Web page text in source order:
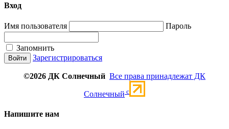
Вход
Имя пользователя Пароль
Запомнить
Зарегистрироваться
©2026 ДК Солнечный Все права принадлежат ДК
Солнечный c
Напишите нам